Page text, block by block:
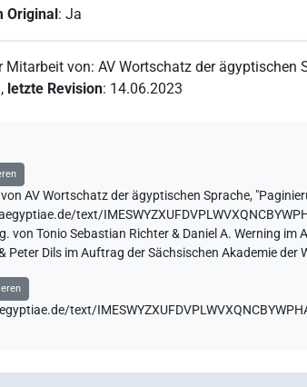
Original:Ja
Mitarbeit von:AV Wortschatz der ägyptischen
, letzte Revision: 14.06.2023
AV Wortschatz der ägyptischen Sprache,
text/
von Tonio Sebastian Richter & Daniel A. Werning
Peter Dils im Auftrag der Sächsischen Akademie
text/